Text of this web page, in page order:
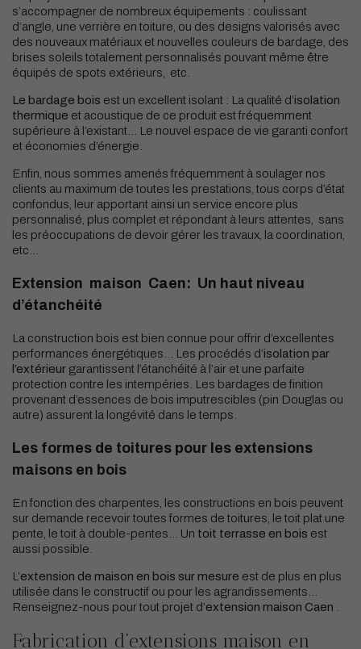
s’accompagner de nombreux équipements : coulissant
d’angle, une verrière en toiture, ou des designs valorisés avec
des nouveaux matériaux et nouvelles couleurs de bardage, des
brises soleils totalement personnalisés pouvant même être
équipés de spots extérieurs, etc.
Le bardage bois est un excellent isolant : La qualité d’isolation
thermique et acoustique de ce produit est fréquemment
supérieure à l’existant… Le nouvel espace de vie garanti confort
et économies d’énergie.
Enfin, nous sommes amenés fréquemment à soulager nos
clients au maximum de toutes les prestations, tous corps d’état
confondus, leur apportant ainsi un service encore plus
personnalisé, plus complet et répondant à leurs attentes, sans
les préoccupations de devoir gérer les travaux, la coordination,
etc…
Extension maison Caen: Un haut niveau
d’étanchéité
La construction bois est bien connue pour offrir d’excellentes
performances énergétiques… Les procédés d’isolation par
l’extérieur garantissent l’étanchéité à l’air et une parfaite
protection contre les intempéries. Les bardages de finition
provenant d’essences de bois imputrescibles (pin Douglas ou
autre) assurent la longévité dans le temps.
Les formes de toitures pour les extensions
maisons en bois
En fonction des charpentes, les constructions en bois peuvent
sur demande recevoir toutes formes de toitures, le toit plat une
pente, le toit à double-pentes… Un toit terrasse en bois est
aussi possible.
L’extension de maison en bois sur mesure est de plus en plus
utilisée dans le constructif ou pour les agrandissements…
Renseignez-nous pour tout projet d’extension maison Caen
Fabrication d’extensions maison en